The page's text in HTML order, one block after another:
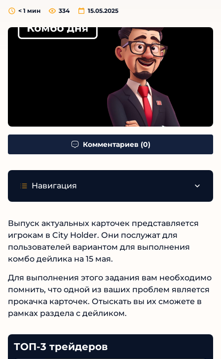
15.05.2025
< 1 мин 334
Комментариев (0)
Навигация
Выпуск актуальных карточек представляется
игрокам в City Holder. Они послужат для
пользователей вариантом для выполнения
комбо дейлика на 15 мая.
Для выполнения этого задания вам необходимо
помнить, что одной из ваших проблем является
прокачка карточек. Отыскать вы их сможете в
рамках раздела с дейликом.
ТОП-3 трейдеров